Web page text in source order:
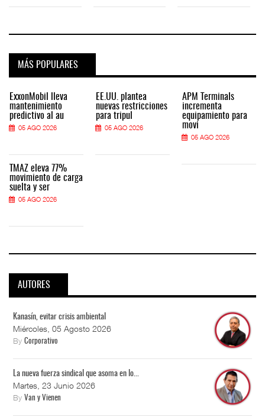
MÁS POPULARES
ExxonMobil lleva
mantenimiento
predictivo al au
05 AGO 2026
TMAZ eleva 77%
movimiento de carga
suelta y ser
05 AGO 2026
EE.UU. plantea
nuevas restricciones
para tripul
05 AGO 2026
APM Terminals
incrementa
equipamiento para
movi
05 AGO 2026
AUTORES
Kanasín, evitar crisis ambiental
Miércoles, 05 Agosto 2026
By Corporativo
La nueva fuerza sindical que asoma en lo...
Martes, 23 Junio 2026
By Van y Vienen